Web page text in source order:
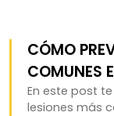
CÓMO
COMUNES
En este post
lesiones más